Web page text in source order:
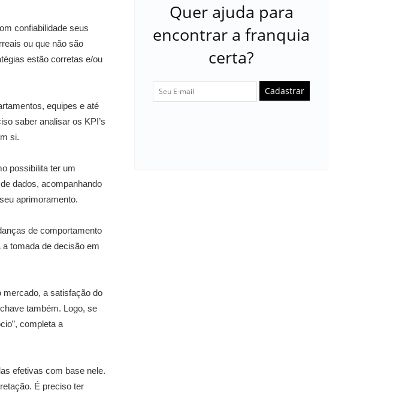
confiabilidade seus
ou que não são
estão corretas e/ou
equipes e até
saber analisar os KPI’s
si.
possibilita ter um
dados, acompanhando
aprimoramento.
de comportamento
tomada de decisão em
mercado, a satisfação do
também. Logo, se
completa a
efetivas com base nele.
É preciso ter
Quer ajuda para
encontrar a franquia
certa?
Cadastrar